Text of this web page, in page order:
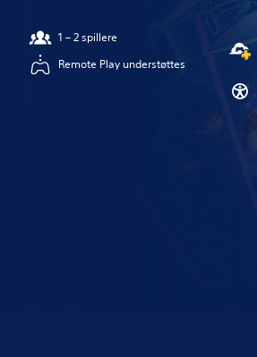
1 – 2 spillere
Remote Play understøttes